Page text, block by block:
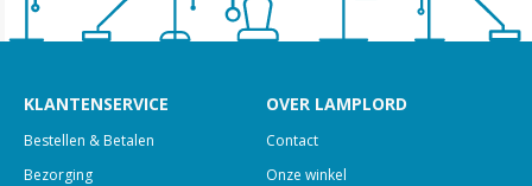
KLANTENSERVICE
Bestellen & Betalen
Bezorging
OVER LAMPLORD
Contact
Onze winkel